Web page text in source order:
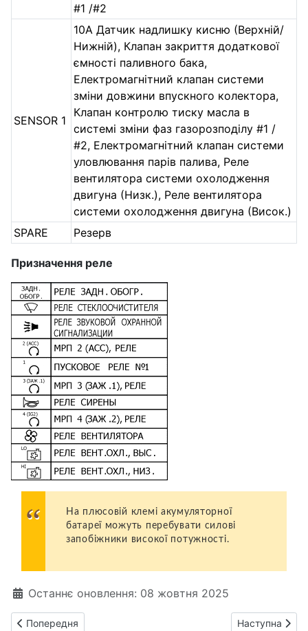
#1 /#2
SENSOR 1
10А Датчик надлишку кисню (Верхній/
Нижній), Клапан закриття додаткової
ємності паливного бака,
Електромагнітний клапан системи
зміни довжини впускного колектора,
Клапан контролю тиску масла в
системі зміни фаз газорозподілу #1 /
#2, Електромагнітний клапан системи
уловлювання парів палива, Реле
вентилятора системи охолодження
двигуна (Низк.), Реле вентилятора
системи охолодження двигуна (Висок.)
SPARE
Резерв
Призначення реле
На плюсовій клемі акумуляторної
батареї можуть перебувати силові
запобіжники високої потужності.
Деталі
Останнє оновлення: 08 жовтня 2025
Попередня стаття: Хендай Елантра 6 запобіжники та реле
Попередня Наступна
Наступна